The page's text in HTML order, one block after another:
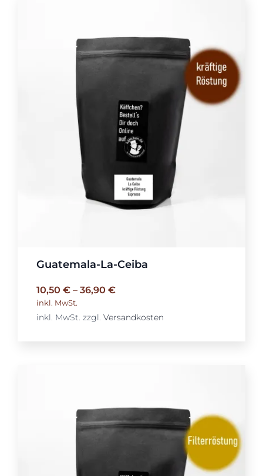
Guatemala-La-Ceiba
10,50 €– 36,90 €
inkl. MwSt.
inkl. MwSt. zzgl. Versandkosten